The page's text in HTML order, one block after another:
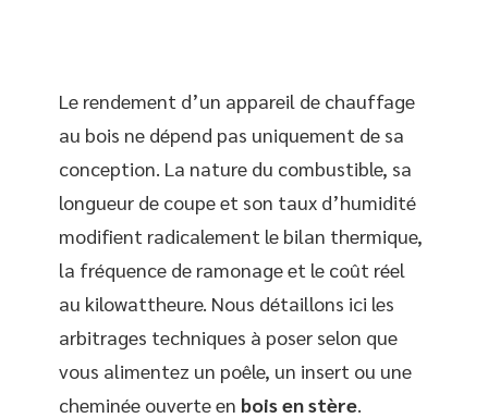
Le rendement d’un appareil de chauffage
au bois ne dépend pas uniquement de sa
conception. La nature du combustible, sa
longueur de coupe et son taux d’humidité
modifient radicalement le bilan thermique,
la fréquence de ramonage et le coût réel
au kilowattheure. Nous détaillons ici les
arbitrages techniques à poser selon que
vous alimentez un poêle, un insert ou une
cheminée ouverte en bois en stère.